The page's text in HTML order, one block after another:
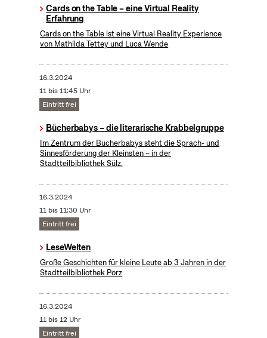
Cards on the Table – eine Virtual Reality
Erfahrung
Cards on the Table ist eine Virtual Reality Experience
von Mathilda Tettey und Luca Wende
16.3.2024
11 bis 11:45 Uhr
Eintritt frei
Bücherbabys – die literarische Krabbelgruppe
Im Zentrum der Bücherbabys steht die Sprach- und
Sinnesförderung der Kleinsten – in der
Stadtteilbibliothek Sülz.
16.3.2024
11 bis 11:30 Uhr
Eintritt frei
LeseWelten
Große Geschichten für kleine Leute ab 3 Jahren in der
Stadtteilbibliothek Porz
16.3.2024
11 bis 12 Uhr
Eintritt frei